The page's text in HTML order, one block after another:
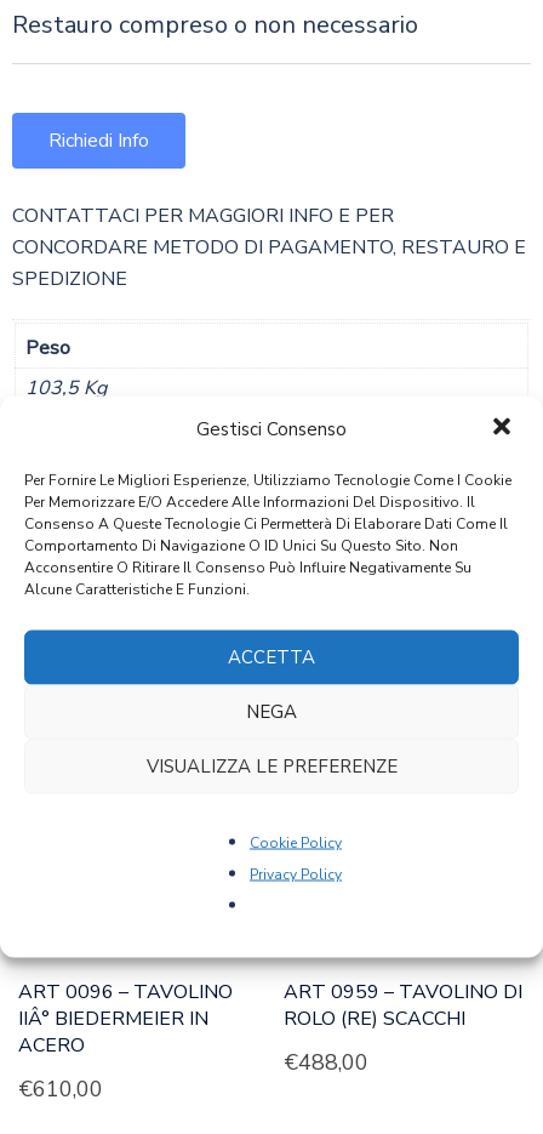
Gestisci Consenso
Per Fornire Le Migliori Esperienze, Utilizziamo Tecnologie Come I Cookie
Per Memorizzare E/o Accedere Alle Informazioni Del Dispositivo. Il
Consenso A Queste Tecnologie Ci Permetterà Di Elaborare Dati Come Il
Comportamento Di Navigazione O ID Unici Su Questo Sito. Non
Acconsentire O Ritirare Il Consenso Può Influire Negativamente Su
Alcune Caratteristiche E Funzioni.
ACCETTA
NEGA
VISUALIZZA LE PREFERENZE
Cookie Policy
Privacy Policy
Restauro compreso o non necessario
Richiedi Info
CONTATTACI PER MAGGIORI INFO E PER
CONCORDARE METODO DI PAGAMENTO, RESTAURO E
SPEDIZIONE
Peso
103,5 Kg
100 × 69 × 75 Cm
Materiale
Abete
PRODOTTI CORRELATI
ART 0096 – TAVOLINO
IIÂ° BIEDERMEIER IN
ACERO
€610,00
ART 0959 – TAVOLINO DI
ROLO (RE) SCACCHI
€488,00